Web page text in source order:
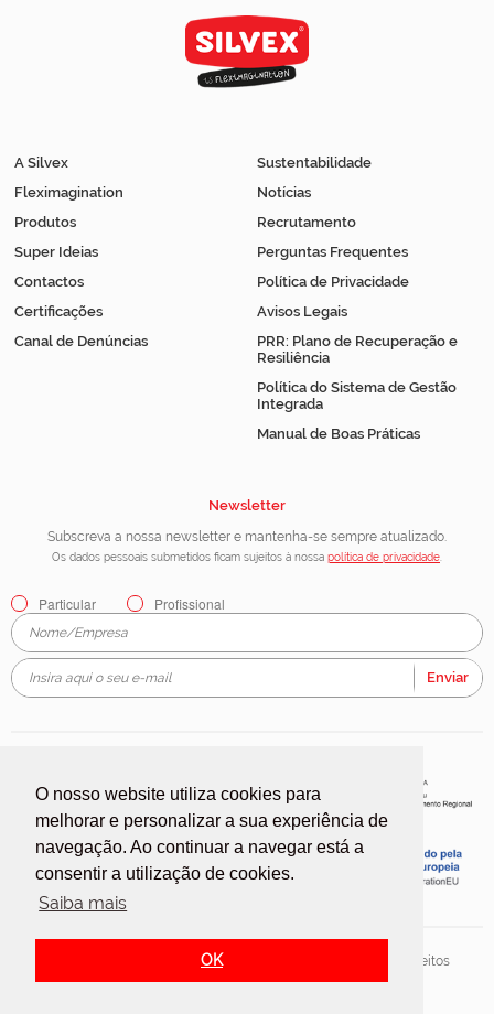
O nosso website utiliza cookies para
melhorar e personalizar a sua experiência de
navegação. Ao continuar a navegar está a
consentir a utilização de cookies.
Saiba mais
OK
A Silvex
Fleximagination
Produtos
Super Ideias
Contactos
Certificações
Canal de Denúncias
Sustentabilidade
Notícias
Recrutamento
Perguntas Frequentes
Política de Privacidade
Avisos Legais
PRR: Plano de Recuperação e
Resiliência
Política do Sistema de Gestão
Integrada
Manual de Boas Práticas
Newsletter
Subscreva a nossa newsletter e mantenha-se sempre atualizado.
Os dados pessoais submetidos ficam sujeitos à nossa política de privacidade.
Particular Profissional
Enviar
2018 © Silvex, Indústria de Plásticos e Papéis, S.A. Todos os direitos
reservados.Redicom